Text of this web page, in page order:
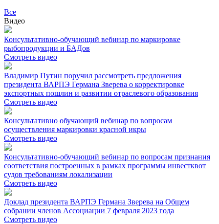
Все
Видео
Консультативно-обучающий вебинар по маркировке
рыбопродукции и БАДов
Смотреть видео
Владимир Путин поручил рассмотреть предложения
президента ВАРПЭ Германа Зверева о корректировке
экспортных пошлин и развитии отраслевого образования
Смотреть видео
Консультативно обучающий вебинар по вопросам
осуществления маркировки красной икры
Смотреть видео
Консультативно-обучающий вебинар по вопросам признания
соответствия построенных в рамках программы инвестквот
судов требованиям локализации
Смотреть видео
Доклад президента ВАРПЭ Германа Зверева на Общем
собрании членов Ассоциации 7 февраля 2023 года
Смотреть видео